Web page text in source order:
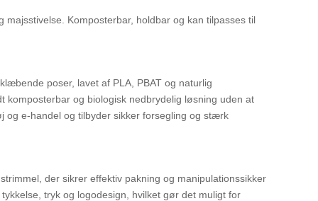
Komposterbar, holdbar og kan tilpasses til
poser, lavet af PLA, PBAT og naturlig
og biologisk nedbrydelig løsning uden at
og e-handel og tilbyder sikker forsegling og stærk
der sikrer effektiv pakning og manipulationssikker
tryk og logodesign, hvilket gør det muligt for